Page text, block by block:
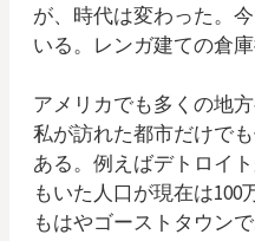
が、時代は変わった。
いる。レンガ建ての倉
アメリカでも多くの地
私が訪れた都市だけで
ある。例えばデトロイ
もいた人口が現在は
もはやゴーストタウンで